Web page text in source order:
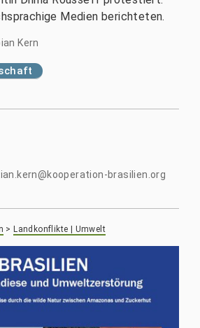
Medien berichteten.
Kern
brasilien.org
> Landkonflikte | Umwelt